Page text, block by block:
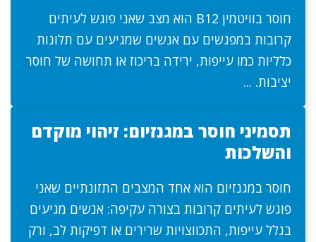
חוסר בוויטמין B12 הוא מצב שאני פוגש לעיתים
קרובות במפגשים עם אנשים שמגיעים עם תלונות
כלליות כמו עייפות, ירידה בריכוז או תחושה של חוסר
יציבות. ...
תסמיני חוסר במגנזיום: זיהוי מוקדם
והשלכות
חוסר במגנזיום הוא אחד המצבים התזונתיים שאני
פוגש לעיתים קרובות בצורה עקיפה: אנשים מגיעים
בגלל עייפות, התכווצויות שרירים או דפיקות לב, ורק